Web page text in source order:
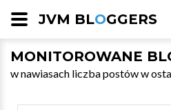
JVM BLOGGERS
MONITOROWANE
w nawiasach liczba postów w